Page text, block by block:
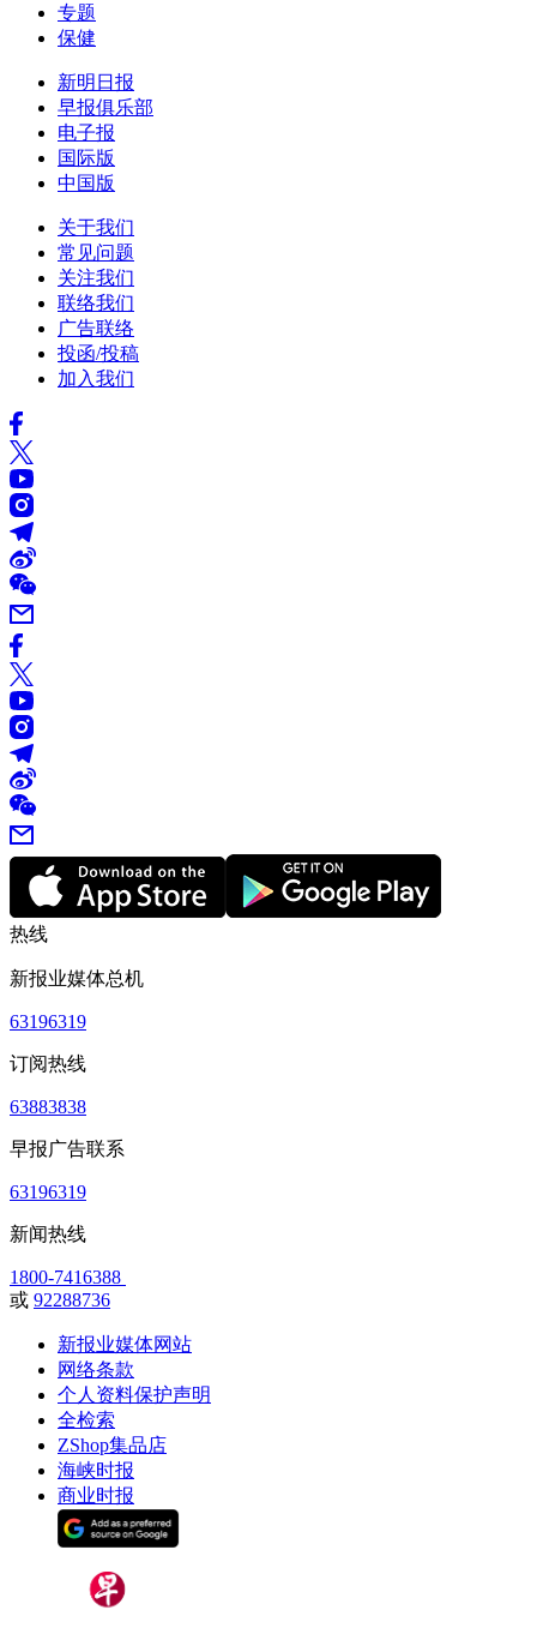
专题
保健
新明日报
早报俱乐部
电子报
国际版
中国版
关于我们
常见问题
关注我们
联络我们
广告联络
投函/投稿
加入我们
热线
新报业媒体总机
63196319
订阅热线
63883838
早报广告联系
63196319
新闻热线
1800-7416388
或 92288736
新报业媒体网站
网络条款
个人资料保护声明
全检索
ZShop集品店
海峡时报
商业时报